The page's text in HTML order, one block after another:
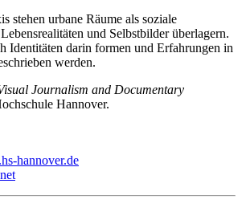
stehen urbane Räume als soziale
und Selbstbilder überlagern.
Identitäten darin formen und Erfahrungen in
werden.
Journalism and Documentary
Hannover.
hannover.de